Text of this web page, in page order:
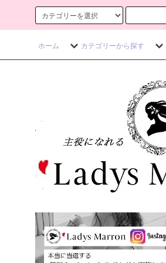
ホーム カテゴリーから探す